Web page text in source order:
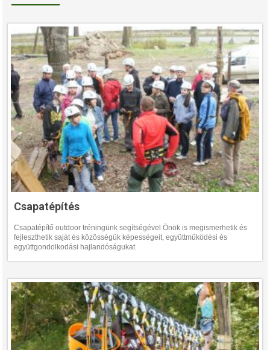
Csapatépítés
Csapatépítő outdoor tréningünk segítségével Önök is megismerhetik és
fejleszthetik saját és közösségük képességeit, együttműködési és
együttgondolkodási hajlandóságukat.